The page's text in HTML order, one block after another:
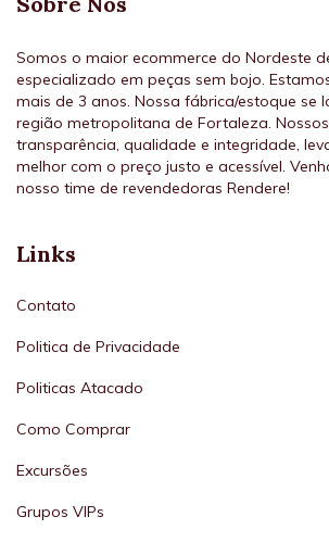
Somos o maior ecommerce do Nordeste
especializado em peças sem bojo.
mais de 3 anos. Nossa fábrica/estoque se
região metropolitana de Fortaleza.
transparência, qualidade e integridade,
melhor com o preço justo e acessível.
nosso time de revendedoras Rendere!
Links
Contato
Politica de Privacidade
Politicas Atacado
Como Comprar
Excursões
Grupos VIPs